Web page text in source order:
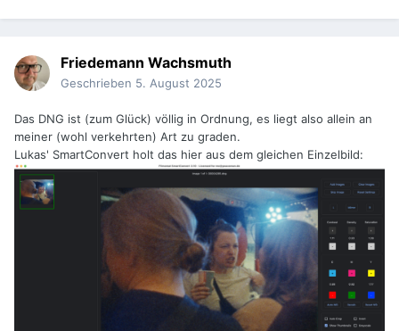
Friedemann Wachsmuth
Geschrieben 5. August 2025
Das DNG ist (zum Glück) völlig in Ordnung, es liegt also allein an
meiner (wohl verkehrten) Art zu graden.
Lukas' SmartConvert holt das hier aus dem gleichen Einzelbild: